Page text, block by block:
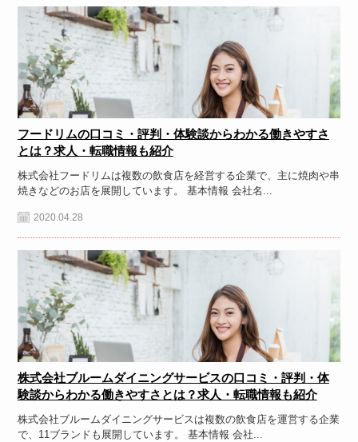
フードリムの口コミ・評判・体験談からわかる働きやすさ
とは？求人・転職情報も紹介
株式会社フードリムは複数の飲食店を経営する企業で、主に焼肉や串
焼きなどのお店を展開しています。 基本情報 会社名...
2020.04.28
株式会社ブルームダイニングサービスの口コミ・評判・体
験談からわかる働きやすさとは？求人・転職情報も紹介
株式会社ブルームダイニングサービスは複数の飲食店を運営する企業
で、11ブランドも展開しています。 基本情報 会社...